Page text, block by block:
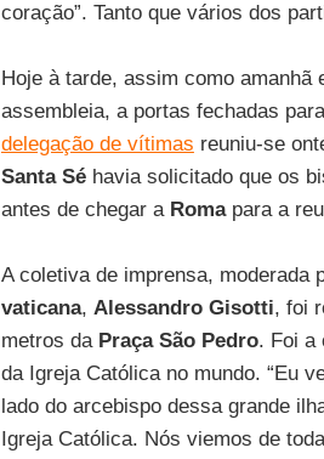
coração”. Tanto que vários dos
Hoje à tarde, assim como amanhã
assembleia, a portas fechadas
delegação de vítimas reuniu-se
Santa Séhavia solicitado que os
antes de chegar a Romapara a
A coletiva de imprensa, moderada
vaticana, Alessandro Gisotti, foi
metros da Praça São Pedro. Foi a
da Igreja Católica no mundo. “Eu
lado do arcebispo dessa grande
Igreja Católica. Nós viemos de